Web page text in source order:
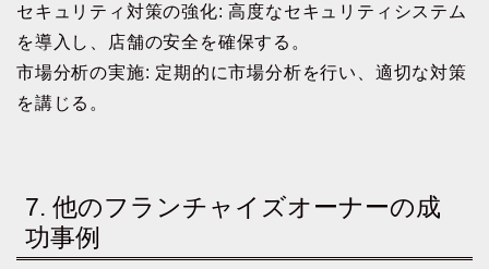
セキュリティ対策の強化: 高度なセキュリティシステム
を導入し、店舗の安全を確保する。
市場分析の実施: 定期的に市場分析を行い、適切な対策
を講じる。
7. 他のフランチャイズオーナーの成
功事例